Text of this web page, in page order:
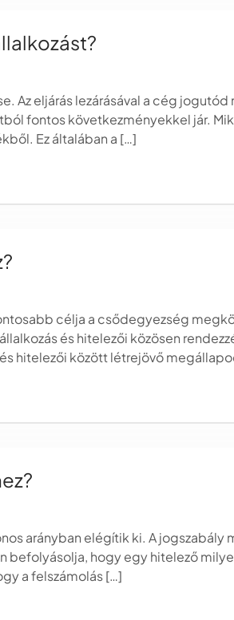
Az eljárás lezárásával a cég jogutód
fontos következményekkel jár.
Ez általában a […]
célja a csődegyezség
és hitelezői közösen
hitelezői között létrejövő
arányban elégítik ki. A jogszabály
befolyásolja, hogy egy hitelező
a felszámolás […]